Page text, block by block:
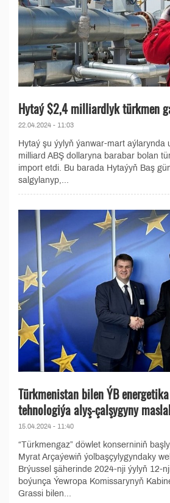
Hytaý $2,4 milliardlyk türkmen
22.04.2024 - 11:03
Hytaý şu ýylyň ýanwar-mart aýlarynda
milliard ABŞ dollaryna barabar bolan
import etdi. Bu barada Hytaýyň Baş
salgylanyp,...
Türkmenistan bilen ÝB
tehnologiýa alyş-çalşygyny
15.04.2024 - 11:40
“Türkmengaz” döwlet konserniniň
Myrat Arçaýewiň ýolbaşçylygyndaky
Brýussel şäherinde 2024-nji ýylyň 12-
boýunça Ýewropa Komissarynyň
Grassi bilen...